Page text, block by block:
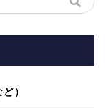
）